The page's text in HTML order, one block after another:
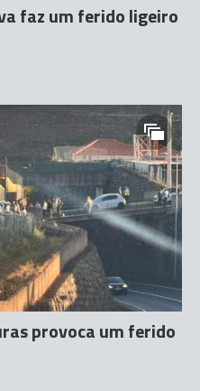
faz um ferido ligeiro
provoca um ferido